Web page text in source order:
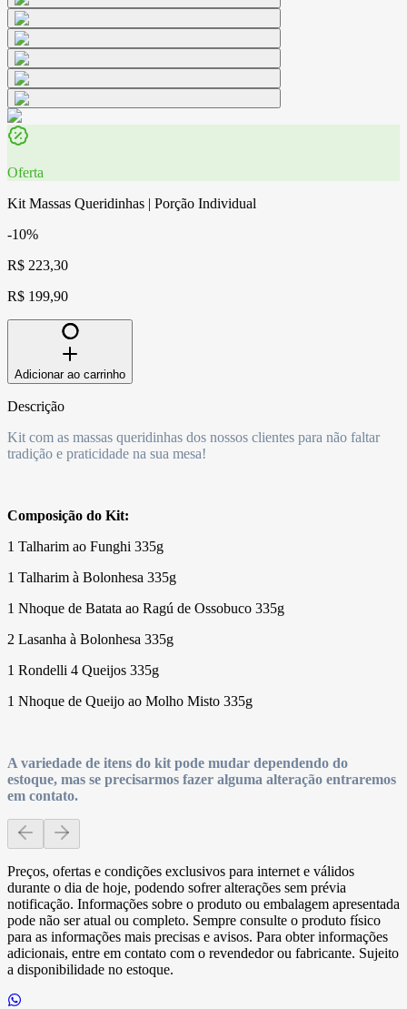
Oferta
Kit Massas Queridinhas | Porção Individual
-10%
R$ 223,30
R$ 199,90
Adicionar ao carrinho
Descrição
Kit com as massas queridinhas dos nossos clientes para não faltar
tradição e praticidade na sua mesa!
Composição do Kit:
1 Talharim ao Funghi 335g
1 Talharim à Bolonhesa 335g
1 Nhoque de Batata ao Ragú de Ossobuco 335g
2 Lasanha à Bolonhesa 335g
1 Rondelli 4 Queijos 335g
1 Nhoque de Queijo ao Molho Misto 335g
A variedade de itens do kit pode mudar dependendo do
estoque, mas se precisarmos fazer alguma alteração entraremos
em contato.
Preços, ofertas e condições exclusivos para internet e válidos
durante o dia de hoje, podendo sofrer alterações sem prévia
notificação. Informações sobre o produto ou embalagem apresentada
pode não ser atual ou completo. Sempre consulte o produto físico
para as informações mais precisas e avisos. Para obter informações
adicionais, entre em contato com o revendedor ou fabricante. Sujeito
a disponibilidade no estoque.